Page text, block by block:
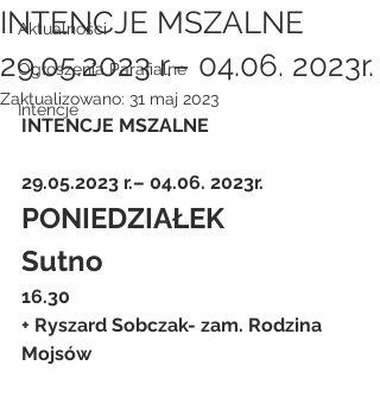
Aktualności
Ogłoszenia Parafialne
Intencje
INTENCJE MSZALNE
29.05.2023 r.– 04.06. 2023r.
Zaktualizowano: 31 maj 2023
INTENCJE MSZALNE
29.05.2023 r.– 04.06. 2023r.
PONIEDZIAŁEK
Sutno
16.30
+ Ryszard Sobczak- zam. Rodzina
Mojsów